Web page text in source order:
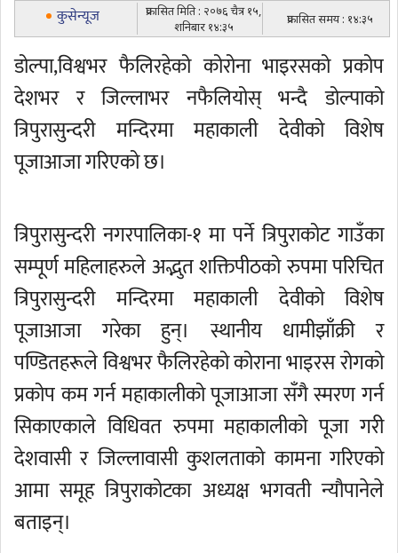
कुसेन्यूज
प्रकासित मिति : २०७६ चैत्र १५,
शनिबार १४:३५
प्रकासित समय : १४:३५
डोल्पा,विश्वभर फैलिरहेको कोरोना भाइरसको प्रकोप
देशभर र जिल्लाभर नफैलियोस् भन्दै डोल्पाको
त्रिपुरासुन्दरी मन्दिरमा महाकाली देवीको विशेष
पूजाआजा गरिएको छ।
त्रिपुरासुन्दरी नगरपालिका-१ मा पर्ने त्रिपुराकोट गाउँका
सम्पूर्ण महिलाहरुले अद्भुत शक्तिपीठको रुपमा परिचित
त्रिपुरासुन्दरी मन्दिरमा महाकाली देवीको विशेष
पूजाआजा गरेका हुन्। स्थानीय धामीझाँक्री र
पण्डितहरूले विश्वभर फैलिरहेको कोराना भाइरस रोगको
प्रकोप कम गर्न महाकालीको पूजाआजा सँगै स्मरण गर्न
सिकाएकाले विधिवत रुपमा महाकालीको पूजा गरी
देशवासी र जिल्लावासी कुशलताको कामना गरिएको
आमा समूह त्रिपुराकोटका अध्यक्ष भगवती न्यौपानेले
बताइन्।